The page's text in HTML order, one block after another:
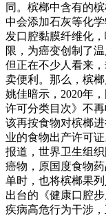
同。槟榔中含有的
中会添加石灰等化
发口腔黏膜纤维化
限，为癌变创制了
但正在不少人看来
卖便利。那么，槟
姚佳暗示，2020年
许可分类目次》不
该再按食物对槟榔
业的食物出产许可
报道，世界卫生组
癌物，原国度食物
单时，也将槟榔果
出台的《健康口腔
疾病高危行为干涉